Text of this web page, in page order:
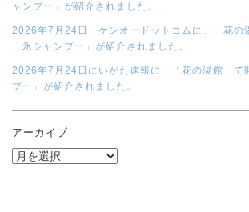
ャンプー」が紹介されました。
2026年7月24日 ケンオードットコムに、「花の
「氷シャンプー」が紹介されました。
2026年7月24日にいがた速報に、「花の湯館」で
プー」が紹介されました。
アーカイブ